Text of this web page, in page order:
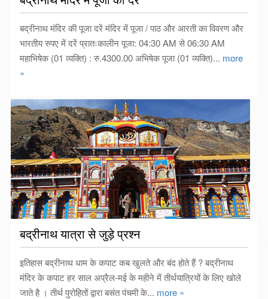
बद्रीनाथ मंदिर की पूजा दरें मंदिर में पूजा / पाठ और आरती का विवरण और
भारतीय रुपए में दरें प्रातःकालीन पूजा: 04:30 AM से 06:30 AM
महाभिषेक (01 व्यक्ति) : रु.4300.00 अभिषेक पूजा (01 व्यक्ति)... more
»
बद्रीनाथ यात्रा से जुड़े प्रश्न
इतिहास बद्रीनाथ धाम के कपाट कब खुलते और बंद होते हैं ? बद्रीनाथ
मंदिर के कपाट हर साल अप्रैल-मई के महीने में तीर्थयात्रियों के लिए खोले
जाते है । तीर्थ पुरोहितों द्वारा बसंत पंचमी के... more »